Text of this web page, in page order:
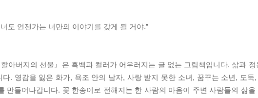
도 언젠가는 너만의 이야기를 갖게 될 거야.”
아버지의 선물』은 흑백과 컬러가 어우러지는 글 없는 그림책입니다. 삶과
. 영감을 잃은 화가, 욕조 안의 남자, 사랑 받지 못한 소녀, 꿈꾸는 소년, 도둑
만들어나갑니다. 꽃 한송이로 전해지는 한 사람의 마음이 주변 사람들의 삶을